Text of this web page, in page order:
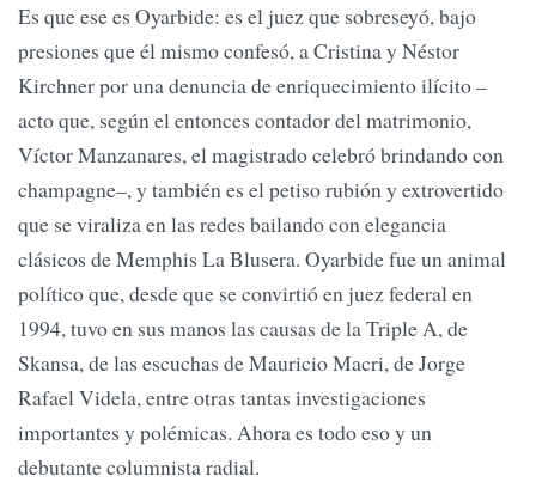
Es que ese es Oyarbide: es el juez que sobreseyó, bajo
presiones que él mismo confesó, a Cristina y Néstor
Kirchner por una denuncia de enriquecimiento ilícito –
acto que, según el entonces contador del matrimonio,
Víctor Manzanares, el magistrado celebró brindando con
champagne–, y también es el petiso rubión y extrovertido
que se viraliza en las redes bailando con elegancia
clásicos de Memphis La Blusera. Oyarbide fue un animal
político que, desde que se convirtió en juez federal en
1994, tuvo en sus manos las causas de la Triple A, de
Skansa, de las escuchas de Mauricio Macri, de Jorge
Rafael Videla, entre otras tantas investigaciones
importantes y polémicas. Ahora es todo eso y un
debutante columnista radial.